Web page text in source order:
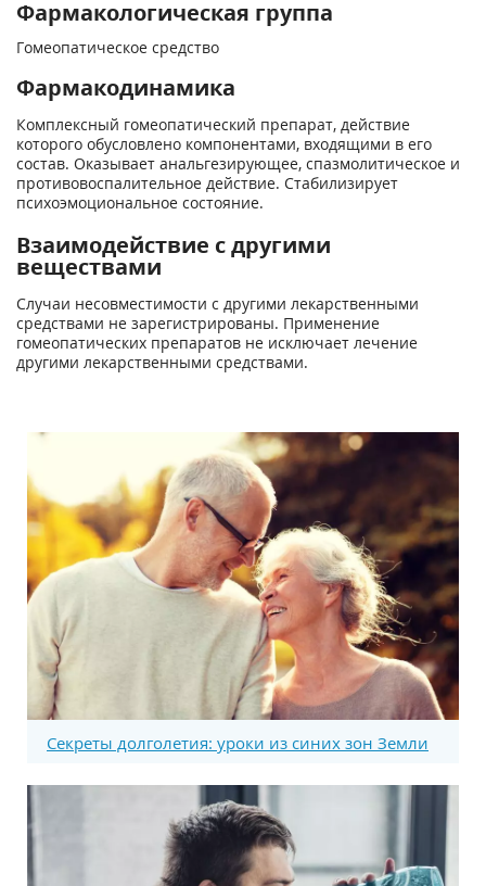
Фармакологическая группа
Гомеопатическое средство
Фармакодинамика
Комплексный гомеопатический препарат, действие
которого обусловлено компонентами, входящими в его
состав. Оказывает анальгезирующее, спазмолитическое и
противовоспалительное действие. Стабилизирует
психоэмоциональное состояние.
Взаимодействие с другими
веществами
Случаи несовместимости с другими лекарственными
средствами не зарегистрированы. Применение
гомеопатических препаратов не исключает лечение
другими лекарственными средствами.
Секреты долголетия: уроки из синих зон Земли